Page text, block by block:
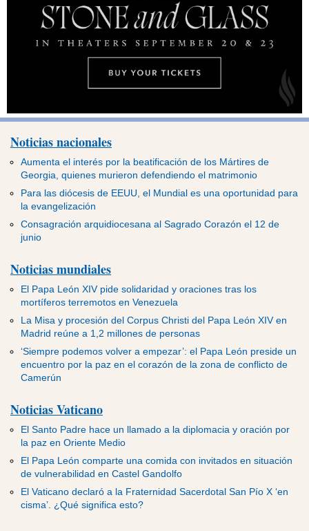
Noticias nacionales
Aumenta el interés por la beatificación de los Mártires de
Georgia, quienes murieron defendiendo el matrimonio
Para las diócesis de EEUU, el Mundial es una oportunidad para
la evangelización
Consagración arquidiocesana al Sagrado Corazón el 12 de
junio
Noticias mundiales
El Papa León XIV pide solidaridad y oraciones tras los
mortíferos terremotos en Venezuela
La Misa y procesión del Corpus Christi del Papa León XIV en
Madrid reúne a 1,2 millones de personas
‘Siempre podemos volver a empezar’: el Papa León preside un
encuentro por la paz en el corazón de la zona de conflicto de
Camerún
Noticias Vaticano
El Santo Padre hace un llamado a la diplomacia y oración por
la paz en Oriente Medio
El Papa León comparte una comida con invitados en situación
de vulnerabilidad en Castel Gandolfo
El Vaticano declaró a la Fraternidad Sacerdotal San Pío X ‘en
cisma’. ¿Qué significa esto?